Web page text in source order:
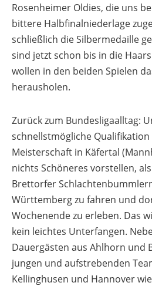
Rosenheimer Oldies, die uns
bittere Halbfinalniederlage
schließlich die Silbermedaille
sind jetzt schon bis in die
wollen in den beiden Spielen
herausholen.
Zurück zum Bundesligaalltag:
schnellstmögliche
Meisterschaft in Käfertal
nichts Schöneres vorstellen,
Brettorfer
Württemberg zu fahren und
Wochenende zu erleben. Das
kein leichtes Unterfangen.
Dauergästen aus Ahlhorn und
jungen und aufstrebenden
Kellinghusen und Hannover